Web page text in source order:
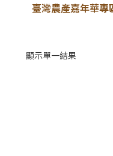
臺灣農產嘉年華專
顯示單一結果